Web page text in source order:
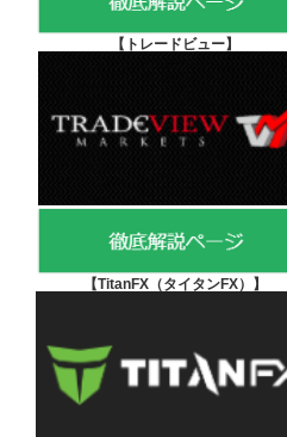
【 トレードビュー】
【TitanFX（タイタンFX） 】